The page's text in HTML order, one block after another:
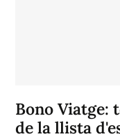
Bono Viatge:
de la llista